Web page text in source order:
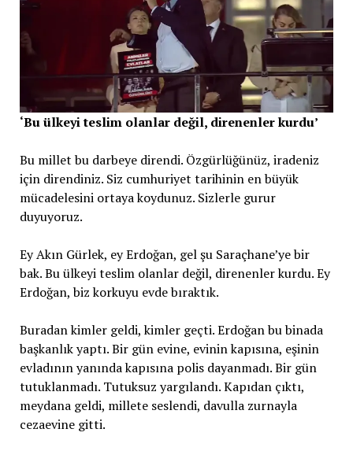
‘Bu ülkeyi teslim olanlar değil, direnenler kurdu’
Bu millet bu darbeye direndi. Özgürlüğünüz, iradeniz
için direndiniz. Siz cumhuriyet tarihinin en büyük
mücadelesini ortaya koydunuz. Sizlerle gurur
duyuyoruz.
Ey Akın Gürlek, ey Erdoğan, gel şu Saraçhane’ye bir
bak. Bu ülkeyi teslim olanlar değil, direnenler kurdu. Ey
Erdoğan, biz korkuyu evde bıraktık.
Buradan kimler geldi, kimler geçti. Erdoğan bu binada
başkanlık yaptı. Bir gün evine, evinin kapısına, eşinin
evladının yanında kapısına polis dayanmadı. Bir gün
tutuklanmadı. Tutuksuz yargılandı. Kapıdan çıktı,
meydana geldi, millete seslendi, davulla zurnayla
cezaevine gitti.